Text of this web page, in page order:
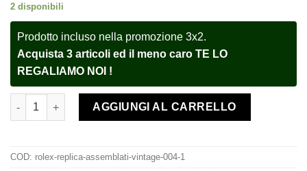
2 disponibili
Prodotto incluso nella promozione 3x2.
Acquista 3 articoli ed il meno caro TE LO
REGALIAMO NOI !
Rolex vintage assemblato daytona 6241 paul newman acciaio
AGGIUNGI AL CARRELLO
COD: rolex-replica-assemblati-vintage-004-1